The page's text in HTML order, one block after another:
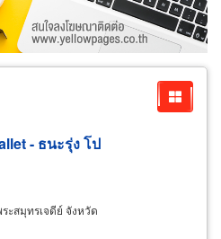
- ธนะรุ่ง โป
ะสมุทรเจดีย์ จังหวัด